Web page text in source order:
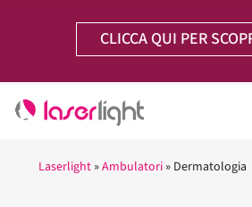
CLICCA QUI PER
Laserlight »Ambulatori » Dermatologia